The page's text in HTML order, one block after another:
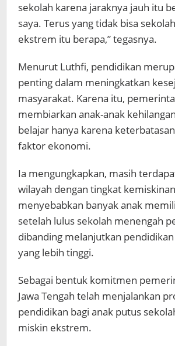
sekolah karena jaraknya jauh itu
saya. Terus yang tidak bisa
ekstrem itu berapa,” tegasnya.
Menurut Luthfi, pendidikan
penting dalam meningkatkan
masyarakat. Karena itu,
membiarkan anak-anak
belajar hanya karena
faktor ekonomi.
Ia mengungkapkan, masih
wilayah dengan tingkat
menyebabkan banyak anak
setelah lulus sekolah menengah
dibanding melanjutkan
yang lebih tinggi.
Sebagai bentuk komitmen
Jawa Tengah telah menjalankan
pendidikan bagi anak putus
miskin ekstrem.